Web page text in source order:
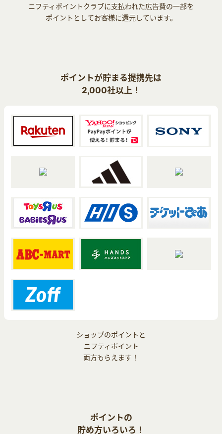
ニフティポイントクラブに支払われた広告費の一部を
ポイントとしてお客様に還元しています。
ポイントが貯まる提携先は
2,000社以上！
ショップのポイントと
ニフティポイント
両方もらえます！
ポイントの
貯め方いろいろ！